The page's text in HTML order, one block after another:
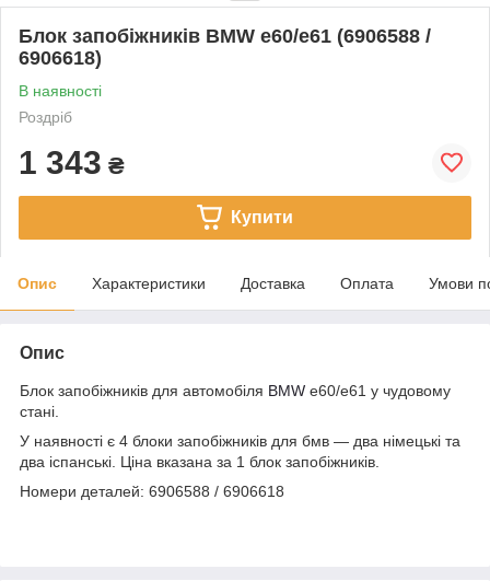
Блок запобіжників BMW e60/e61 (6906588 /
6906618)
В наявності
Роздріб
1 343 ₴
Купити
Опис Характеристики Доставка Оплата Умови
Опис
Блок запобіжників для автомобіля BMW e60/e61 у чудовому
стані.
У наявності є 4 блоки запобіжників для бмв — два німецькі та
два іспанські. Ціна вказана за 1 блок запобіжників.
Номери деталей: 6906588 / 6906618